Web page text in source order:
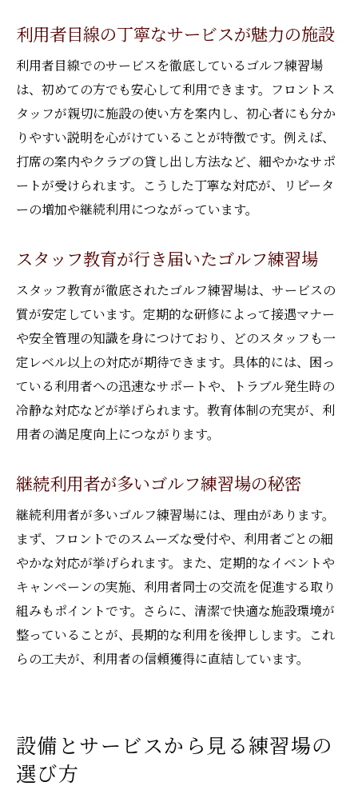
利用者目線の丁寧なサービスが魅力の施設
利用者目線でのサービスを徹底しているゴルフ練習場
は、初めての方でも安心して利用できます。フロントス
タッフが親切に施設の使い方を案内し、初心者にも分か
りやすい説明を心がけていることが特徴です。例えば、
打席の案内やクラブの貸し出し方法など、細やかなサポ
ートが受けられます。こうした丁寧な対応が、リピータ
ーの増加や継続利用につながっています。
スタッフ教育が行き届いたゴルフ練習場
スタッフ教育が徹底されたゴルフ練習場は、サービスの
質が安定しています。定期的な研修によって接遇マナー
や安全管理の知識を身につけており、どのスタッフも一
定レベル以上の対応が期待できます。具体的には、困っ
ている利用者への迅速なサポートや、トラブル発生時の
冷静な対応などが挙げられます。教育体制の充実が、利
用者の満足度向上につながります。
継続利用者が多いゴルフ練習場の秘密
継続利用者が多いゴルフ練習場には、理由があります。
まず、フロントでのスムーズな受付や、利用者ごとの細
やかな対応が挙げられます。また、定期的なイベントや
キャンペーンの実施、利用者同士の交流を促進する取り
組みもポイントです。さらに、清潔で快適な施設環境が
整っていることが、長期的な利用を後押しします。これ
らの工夫が、利用者の信頼獲得に直結しています。
設備とサービスから見る練習場の
選び方